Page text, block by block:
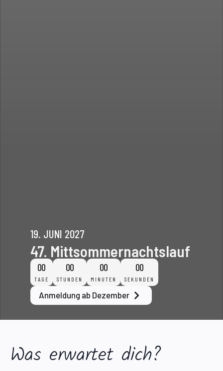
19. JUNI 2027
47. Mittsommernachtslauf
00
TAGE
00
STUNDEN
00
MINUTEN
00
SEKUNDEN
Anmeldung ab Dezember
Was erwartet dich?